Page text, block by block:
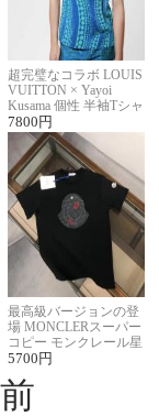
超完璧なコラボ LOUIS
VUITTON × Yayoi
Kusama 個性 半袖Tシャ
ツコピー男女兼用
7800 円
最高級バージョンの登
場 MONCLERスーパー
コピー モンクレール星
座半袖Tシャツ
5700 円
前